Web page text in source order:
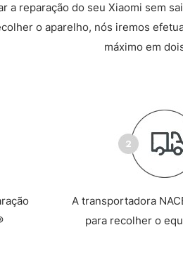
a reparação do seu Xiaomi sem
o aparelho, nós iremos
máximo em
A transportadora
para recolher o